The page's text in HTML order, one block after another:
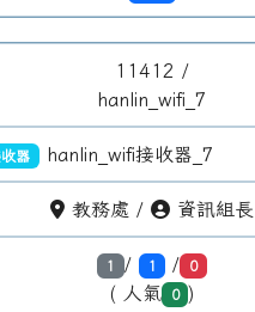
可借
11412 /
hanlin_wifi_8
器 hanlin_wifi接收器_8
教務處 / 資訊組長
1 / 1 / 0